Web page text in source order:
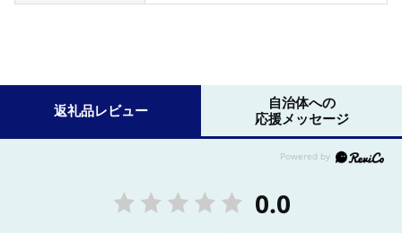
返礼品レビュー
自治体への
応援メッセージ
0.0